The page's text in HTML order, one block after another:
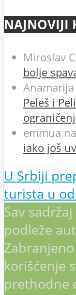
NAJNOVIJI
Miroslav
bolje
Anamarija
Peleš i
emmua na
iako još
U Srbiji
turista u
Sav
podleže
korišćenje
prethodne